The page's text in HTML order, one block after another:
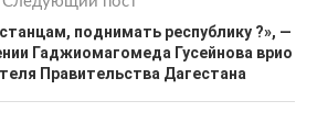
поднимать республику ?», —
Гаджиомагомеда Гусейнова врио
Правительства Дагестана